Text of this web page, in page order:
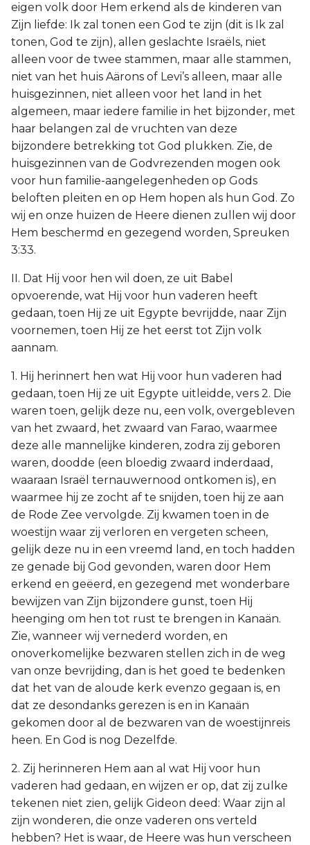
eigen volk door Hem erkend als de kinderen van
Zijn liefde: Ik zal tonen een God te zijn (dit is Ik zal
tonen, God te zijn), allen geslachte Israëls, niet
alleen voor de twee stammen, maar alle stammen,
niet van het huis Aärons of Levi’s alleen, maar alle
huisgezinnen, niet alleen voor het land in het
algemeen, maar iedere familie in het bijzonder, met
haar belangen zal de vruchten van deze
bijzondere betrekking tot God plukken. Zie, de
huisgezinnen van de Godvrezenden mogen ook
voor hun familie-aangelegenheden op Gods
beloften pleiten en op Hem hopen als hun God. Zo
wij en onze huizen de Heere dienen zullen wij door
Hem beschermd en gezegend worden, Spreuken
3:33.
II. Dat Hij voor hen wil doen, ze uit Babel
opvoerende, wat Hij voor hun vaderen heeft
gedaan, toen Hij ze uit Egypte bevrijdde, naar Zijn
voornemen, toen Hij ze het eerst tot Zijn volk
aannam.
1. Hij herinnert hen wat Hij voor hun vaderen had
gedaan, toen Hij ze uit Egypte uitleidde, vers 2. Die
waren toen, gelijk deze nu, een volk, overgebleven
van het zwaard, het zwaard van Farao, waarmee
deze alle mannelijke kinderen, zodra zij geboren
waren, doodde (een bloedig zwaard inderdaad,
waaraan Israël ternauwernood ontkomen is), en
waarmee hij ze zocht af te snijden, toen hij ze aan
de Rode Zee vervolgde. Zij kwamen toen in de
woestijn waar zij verloren en vergeten scheen,
gelijk deze nu in een vreemd land, en toch hadden
ze genade bij God gevonden, waren door Hem
erkend en geëerd, en gezegend met wonderbare
bewijzen van Zijn bijzondere gunst, toen Hij
heenging om hen tot rust te brengen in Kanaän.
Zie, wanneer wij vernederd worden, en
onoverkomelijke bezwaren stellen zich in de weg
van onze bevrijding, dan is het goed te bedenken
dat het van de aloude kerk evenzo gegaan is, en
dat ze desondanks gerezen is en in Kanaän
gekomen door al de bezwaren van de woestijnreis
heen. En God is nog Dezelfde.
2. Zij herinneren Hem aan al wat Hij voor hun
vaderen had gedaan, en wijzen er op, dat zij zulke
tekenen niet zien, gelijk Gideon deed: Waar zijn al
zijn wonderen, die onze vaderen ons verteld
hebben? Het is waar, de Heere was hun verscheen